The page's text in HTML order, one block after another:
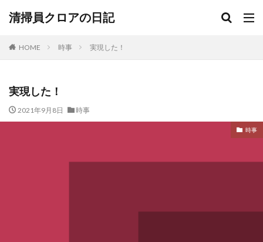
清掃員クロアの日記
HOME 時事 実現した！
実現した！
2021年9月8日 時事
時事